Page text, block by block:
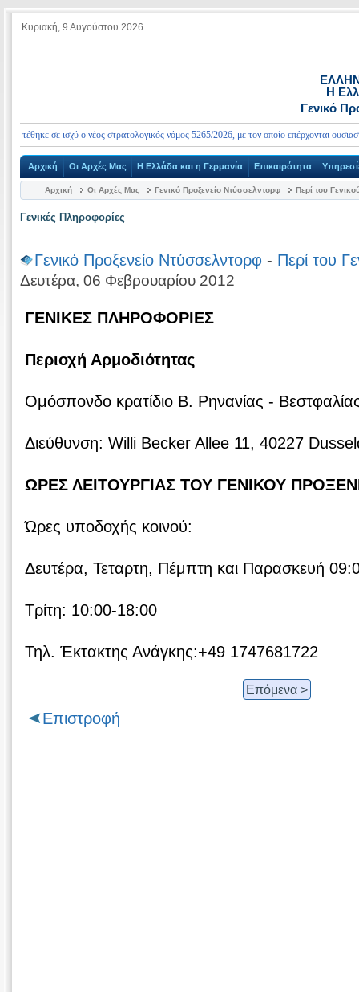
Κυριακή, 9 Αυγούστου 2026
Η
Γενικό
σε ισχύ ο νέος στρατολογικός νόμος 5265/2026, με τον οποίο επέρχονται
Αρχική Οι Αρχές Μας Η Ελλάδα και η Γερμανία Επικαιρότητα
Αρχική Οι Αρχές Μας Γενικό Προξενείο Ντύσσελντορφ Περί του
Γενικές Πληροφορίες
Γενικό Προξενείο Ντύσσελντορφ - Περί του
Δευτέρα, 06 Φεβρουαρίου 2012
ΓEΝΙΚΕΣ ΠΛΗΡΟΦΟΡΙΕΣ
Περιοχή Αρμοδιότητας
Ομόσπονδο κρατίδιο Β. Ρηνανίας -
Διεύθυνση: Willi Becker Allee 11, 40227
ΩΡΕΣ ΛΕΙΤΟΥΡΓΙΑΣ ΤΟΥ ΓΕΝΙΚΟΥ
Ώρες υποδοχής κοινού:
Δευτέρα, Τεταρτη, Πέμπτη και Παρασκευή
Τρίτη: 10:00-18:00
Τηλ. Έκτακτης Ανάγκης:+49 1747681722
Επόμενα >
Επιστροφή